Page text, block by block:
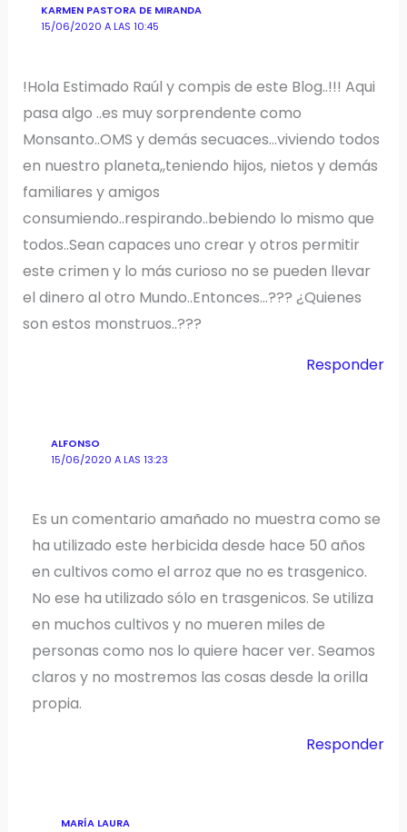
KARMEN PASTORA DE MIRANDA
15/06/2020 A LAS 10:45
!Hola Estimado Raúl y compis de este Blog..!!! Aqui
pasa algo ..es muy sorprendente como
Monsanto..OMS y demás secuaces…viviendo todos
en nuestro planeta,,teniendo hijos, nietos y demás
familiares y amigos
consumiendo..respirando..bebiendo lo mismo que
todos..Sean capaces uno crear y otros permitir
este crimen y lo más curioso no se pueden llevar
el dinero al otro Mundo..Entonces…??? ¿Quienes
son estos monstruos..???
Responder
ALFONSO
15/06/2020 A LAS 13:23
Es un comentario amañado no muestra como se
ha utilizado este herbicida desde hace 50 años
en cultivos como el arroz que no es trasgenico.
No ese ha utilizado sólo en trasgenicos. Se utiliza
en muchos cultivos y no mueren miles de
personas como nos lo quiere hacer ver. Seamos
claros y no mostremos las cosas desde la orilla
propia.
Responder
MARÍA LAURA